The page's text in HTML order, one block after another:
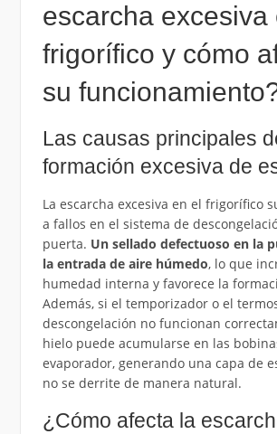
escarcha excesiva
frigorífico y cómo
su
Las causas principales
formación excesiva de
La escarcha excesiva en el frigorífico
a fallos en el sistema de
puerta. Un sellado defectuoso en la
la entrada de aire húmedo, lo que
humedad interna y favorece la
Además, si el temporizador o el
descongelación no funcionan
hielo puede acumularse en las
evaporador, generando una capa de
no se derrite de manera natural.
¿Cómo afecta la